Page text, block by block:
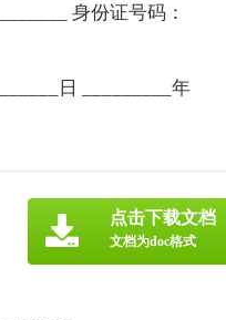
身份证号码：
日 _________年
点击下载文档
文档为doc格式